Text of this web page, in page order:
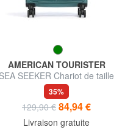
AMERICAN TOURISTER
SEA SEEKER Chariot de taille
moyenne
35%
129,90 € 84,94 €
Livraison gratuite